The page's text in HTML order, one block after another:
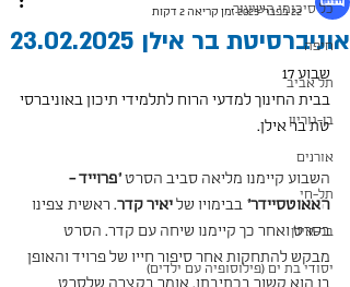
כל סיכומי השיעור
חיפה
תל אביב
בן-גוריון
אורנים
תל-חי
בר-אילן
יסודי בת ים (פילוסופיה עם ילדים)
אוניברסיטת בר אילן 23.02.2025
22 בפבר׳ 2025
זמן קריאה 2 דקות
בבית החינוך למדעי הרוח לתלמידי תיכון באוניברסי
טת בר אילן.
השבוע קיימנו מליאה סביב הסרט "פרוייד -
האאוטסיידר" בבימויו של יאיר קדר. ראשית צפינו
בסרט ואחר כך קיימנו שיחה עם קדר. הסרט
מבקש להתחקות אחר סיפור חייו של פרויד והאופן